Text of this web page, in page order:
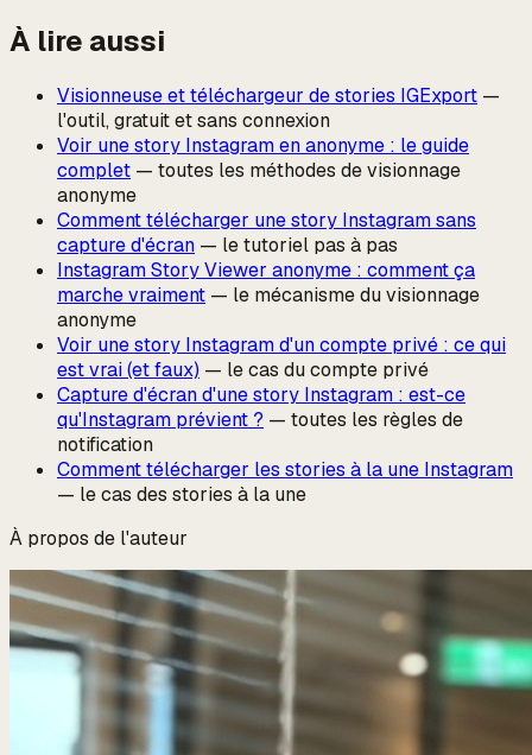
À lire aussi
Visionneuse et téléchargeur de stories IGExport —
l'outil, gratuit et sans connexion
Voir une story Instagram en anonyme : le guide
complet — toutes les méthodes de visionnage
anonyme
Comment télécharger une story Instagram sans
capture d'écran — le tutoriel pas à pas
Instagram Story Viewer anonyme : comment ça
marche vraiment — le mécanisme du visionnage
anonyme
Voir une story Instagram d'un compte privé : ce qui
est vrai (et faux) — le cas du compte privé
Capture d'écran d'une story Instagram : est-ce
qu'Instagram prévient ? — toutes les règles de
notification
Comment télécharger les stories à la une Instagram
— le cas des stories à la une
À propos de l'auteur